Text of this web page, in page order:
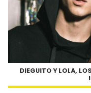
DIEGUITO Y LOLA,